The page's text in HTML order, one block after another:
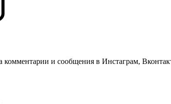
комментарии и сообщения в Инстаграм,